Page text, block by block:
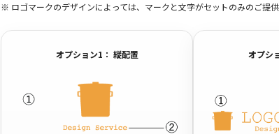
※ ロゴマークのデザインによっては、マークと文字がセットのみのご提供
オプション1： 縦配置 オプシ